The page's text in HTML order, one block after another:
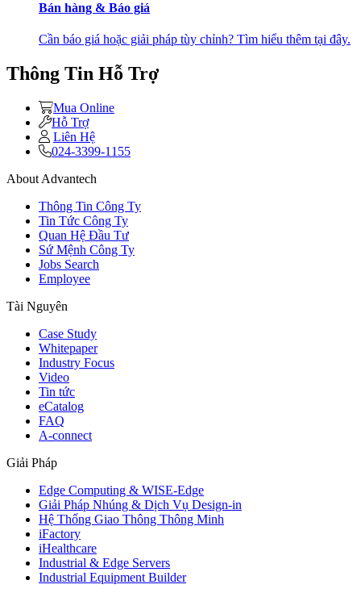
Bán hàng & Báo giá
Cần báo giá hoặc giải pháp tùy chỉnh? Tìm hiểu thêm tại đây.
Thông Tin Hỗ Trợ
Mua Online
Hỗ Trợ
Liên Hệ
024-3399-1155
About Advantech
Thông Tin Công Ty
Tin Tức Công Ty
Quan Hệ Đầu Tư
Sứ Mệnh Công Ty
Jobs Search
Employee
Tài Nguyên
Case Study
Whitepaper
Industry Focus
Video
Tin tức
eCatalog
FAQ
A-connect
Giải Pháp
Edge Computing & WISE-Edge
Giải Pháp Nhúng & Dịch Vụ Design-in
Hệ Thống Giao Thông Thông Minh
iFactory
iHealthcare
Industrial & Edge Servers
Industrial Equipment Builder